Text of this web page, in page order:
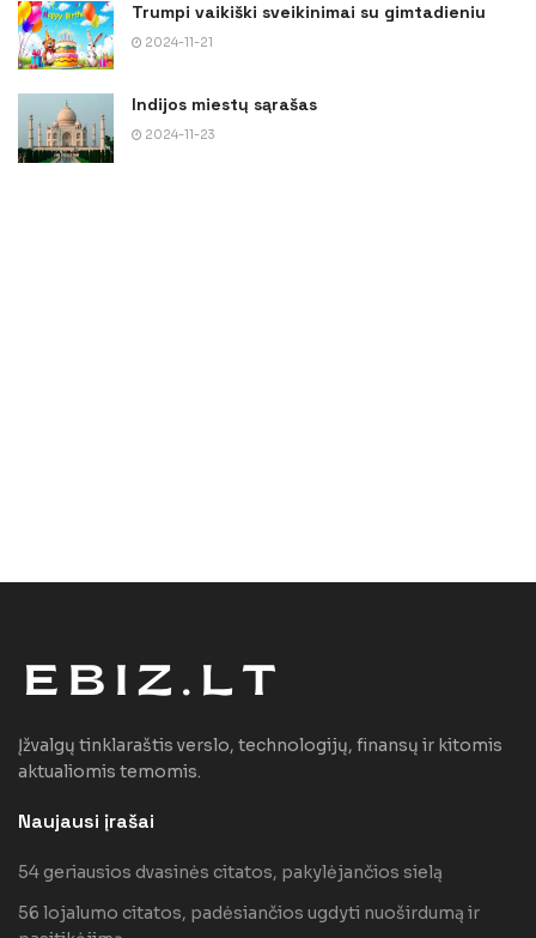
Trumpi vaikiški sveikinimai su gimtadieniu
2024-11-21
Indijos miestų sąrašas
2024-11-23
Įžvalgų tinklaraštis verslo, technologijų, finansų ir kitomis
aktualiomis temomis.
Naujausi įrašai
54 geriausios dvasinės citatos, pakylėjančios sielą
56 lojalumo citatos, padėsiančios ugdyti nuoširdumą ir